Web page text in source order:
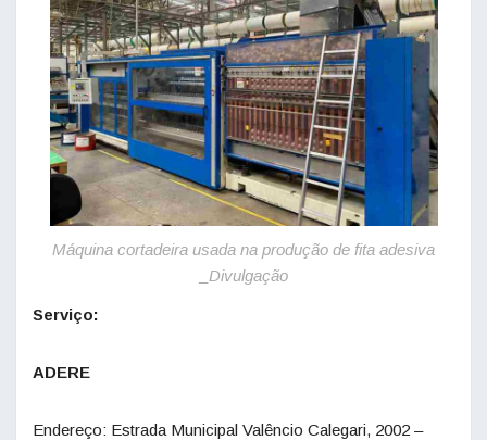
Máquina cortadeira usada na produção de fita adesiva
_Divulgação
Serviço:
ADERE
Endereço: Estrada Municipal Valêncio Calegari, 2002 –